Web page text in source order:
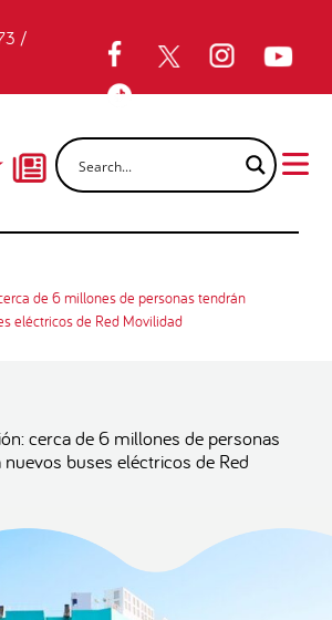
/
de 6 millones de personas tendrán
eléctricos de Red Movilidad
cerca de 6 millones de personas
buses eléctricos de Red